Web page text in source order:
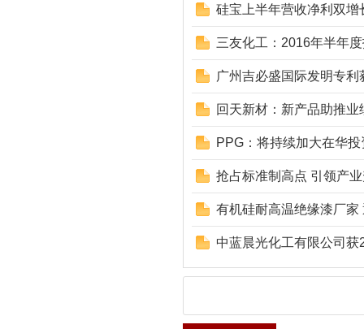
硅宝上半年营收净利双
三友化工：2016年半年
广州吉必盛国际发明专利
回天新材：新产品助推
PPG：将持续加大在华
抢占标准制高点 引领产
有机硅耐高温绝缘漆厂
中蓝晨光化工有限公司获